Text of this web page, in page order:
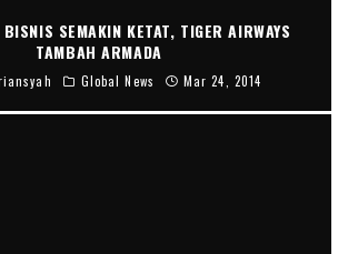
SEMAKIN KETAT, TIGER AIRWAYS
TAMBAH ARMADA
Global News Mar 24, 2014